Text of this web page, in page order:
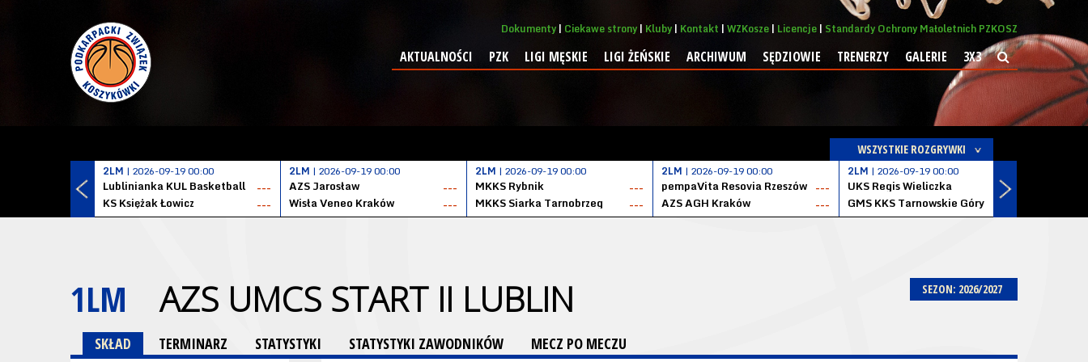
Dokumenty Ciekawe strony Kluby Kontakt WZKosze Licencje Standardy Ochrony Małoletnich PZKOSZ
AKTUALNOŚCI PZK LIGI MĘSKIE LIGI ŻEŃSKIE ARCHIWUM SĘDZIOWIE TRENERZY GALERIE 3X3
WSZYSTKIE ROZGRYWKI
2LM | 2026-09-19 00:00
Lublinianka KUL Basketball
---
KS Księżak Łowicz
---
2LM | 2026-09-19 00:00
AZS Jarosław
---
Wisła Veneo Kraków
---
2LM | 2026-09-19 00:00
MKKS Rybnik
---
MKKS Siarka Tarnobrzeg
---
2LM | 2026-09-19 00:00
pempaVita Resovia Rzeszów ---
AZS AGH Kraków
---
2LM | 2026-09-19 00:00
UKS Regis Wieliczka
---
GMS KKS Tarnowskie Góry
SEZON: 2026/2027
1LM AZS UMCS START II LUBLIN
SKŁAD TERMINARZ STATYSTYKI STATYSTYKI ZAWODNIKÓW MECZ PO MECZU